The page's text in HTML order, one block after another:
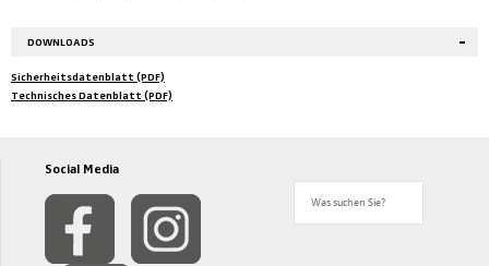
DOWNLOADS
Sicherheitsdatenblatt (PDF)
Technisches Datenblatt (PDF)
Social Media